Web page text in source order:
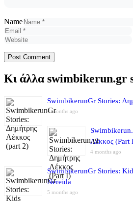
Name
Κι άλλα swimbikerun.gr
SwimbikerunGr Stories:
4 months ago
Λέκκος (Part
4 months ago
SwimbikerunGr Stories:
Nereida
5 months ago